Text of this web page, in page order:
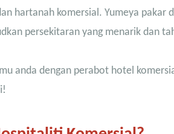
hartanah komersial. Yumeya
persekitaran yang menarik dan
anda dengan perabot hotel